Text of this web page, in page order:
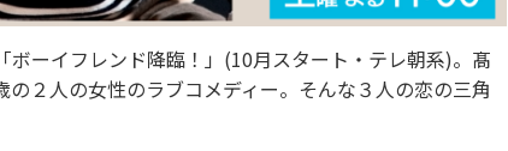
ーイフレンド降臨！」(10月スタート・テレ朝系)。髙
２人の女性のラブコメディー。そんな３人の恋の三角